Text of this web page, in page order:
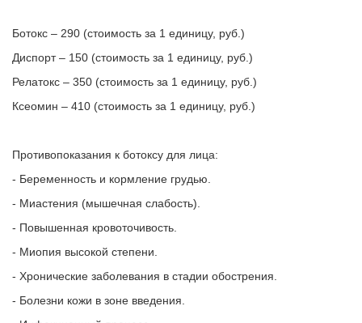
Ботокс – 290 (стоимость за 1 единицу, руб.)
Диспорт – 150 (стоимость за 1 единицу, руб.)
Релатокс – 350 (стоимость за 1 единицу, руб.)
Ксеомин – 410 (стоимость за 1 единицу, руб.)
Противопоказания к ботоксу для лица:
- Беременность и кормление грудью.
- Миастения (мышечная слабость).
- Повышенная кровоточивость.
- Миопия высокой степени.
- Хронические заболевания в стадии обострения.
- Болезни кожи в зоне введения.